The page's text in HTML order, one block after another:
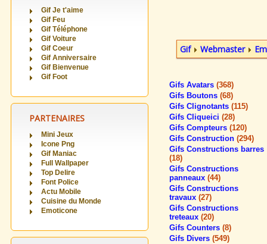
Gif Je t'aime
Gif Feu
Gif Téléphone
Gif Voiture
Gif Coeur
Gif Anniversaire
Gif Bienvenue
Gif Foot
PARTENAIRES
Mini Jeux
Icone Png
Gif Maniac
Full Wallpaper
Top Delire
Font Police
Actu Mobile
Cuisine du Monde
Emoticone
Gif Webmaster
Gifs Avatars (368)
Gifs Boutons (68)
Gifs Clignotants (115)
Gifs Cliqueici (28)
Gifs Compteurs (120)
Gifs Construction (294)
Gifs Constructions barres
(18)
Gifs Constructions
panneaux (44)
Gifs Constructions
travaux (27)
Gifs Constructions
treteaux (20)
Gifs Counters (8)
Gifs Divers (549)